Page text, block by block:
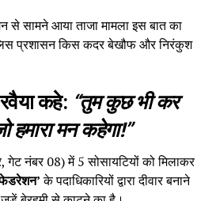
से सामने आया ताजा मामला इस बात का
प्रशासन किस कदर बेखौफ और निरंकुश
कहे: “तुम कुछ भी कर
हमारा मन कहेगा!”
गेट नंबर 08) में 5 सोसायटियों को मिलाकर
के पदाधिकारियों द्वारा दीवार बनाने